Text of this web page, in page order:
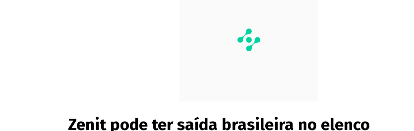
Zenit pode ter saída brasileira no elenco